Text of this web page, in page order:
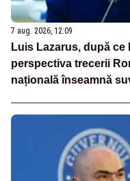
7 aug. 2026, 12:09
Luis Lazarus, după
perspectiva trecerii
națională înseamnă